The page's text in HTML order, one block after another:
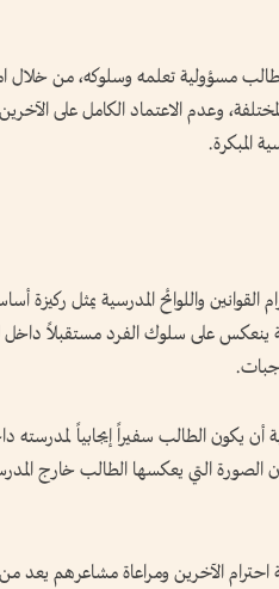
مسؤولية تعلمه وسلوكه، من خلال
وعدم الاعتماد الكامل على
المبكرة.
واللوائح المدرسية يمثل ركيزة
ينعكس على سلوك الفرد مستقبلاً
أن يكون الطالب سفيراً إيجابياً
التي يعكسها الطالب خارج
الآخرين ومراعاة مشاعرهم يعد